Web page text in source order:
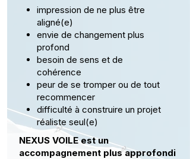
impression de ne plus être
aligné(e)
envie de changement plus
profond
besoin de sens et de
cohérence
peur de se tromper ou de tout
recommencer
difficulté à construire un projet
réaliste seul(e)
NEXUS VOILE est un
accompagnement plus approfondi